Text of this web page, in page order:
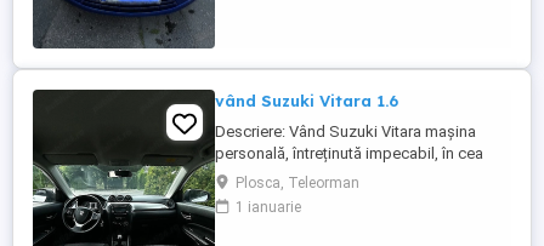
vând Suzuki Vitara 1.6
Descriere: Vând Suzuki Vitara mașina
personală, întreținută impecabil, în cea
mai căutată configurație pentru fiabilitate:
motorul 1.6 benzină aspirat (distribuție
lanț) și tracțiune integrală AllGrip Date
Plosca, Teleorman
1 ianuarie